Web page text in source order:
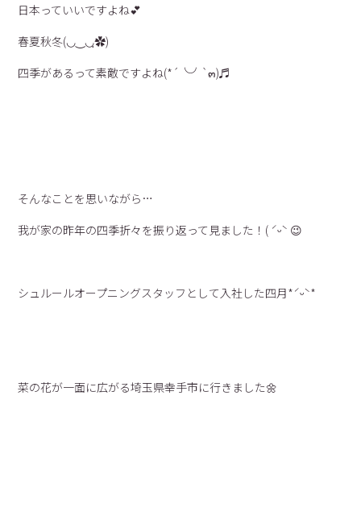
日本っていいですよね💕
春夏秋冬(◡‿◡ฺ✿)
四季があるって素敵ですよね(*´╰╯`๓)♬
そんなことを思いながら…
我が家の昨年の四季折々を振り返って見ました！( ˊᵕˋ 😉
シュルールオープニングスタッフとして入社した四月*ˊᵕˋ*
菜の花が一面に広がる埼玉県幸手市に行きました🌼